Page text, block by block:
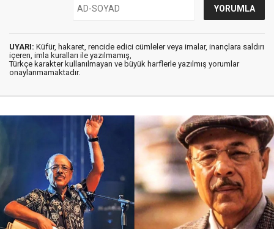
UYARI: Küfür, hakaret, rencide edici cümleler veya imalar, inançlara saldırı
içeren, imla kuralları ile yazılmamış,
Türkçe karakter kullanılmayan ve büyük harflerle yazılmış yorumlar
onaylanmamaktadır.